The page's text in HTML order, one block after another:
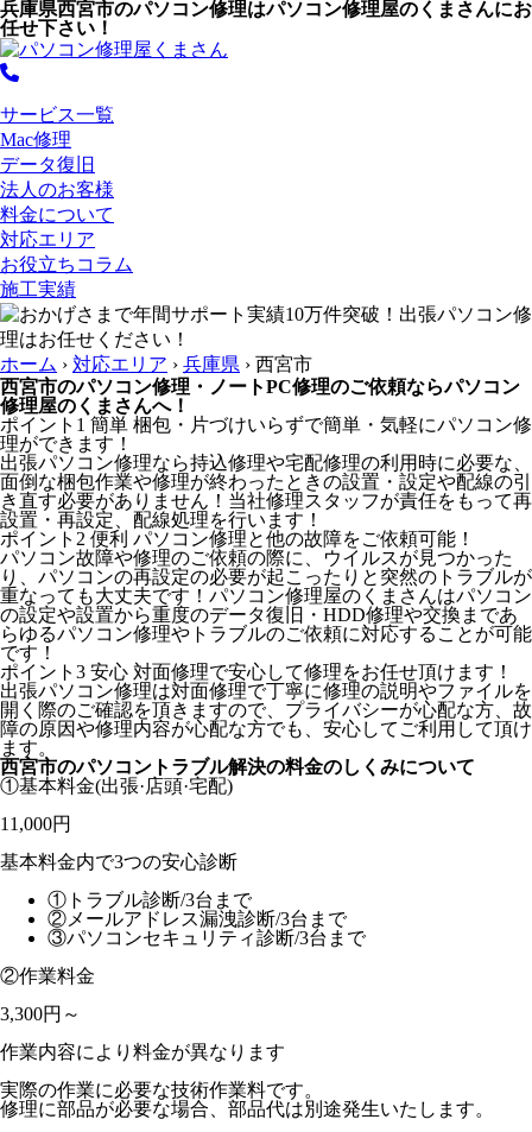
兵庫県西宮市のパソコン修理はパソコン修理屋のくまさんにお
任せ下さい！
サービス一覧
Mac修理
データ復旧
法人のお客様
料金について
対応エリア
お役立ちコラム
施工実績
ホーム › 対応エリア › 兵庫県 › 西宮市
西宮市のパソコン修理・ノートPC修理のご依頼ならパソコン
修理屋のくまさんへ！
ポイント1 簡単 梱包・片づけいらずで簡単・気軽にパソコン修
理ができます！
出張パソコン修理なら持込修理や宅配修理の利用時に必要な、
面倒な梱包作業や修理が終わったときの設置・設定や配線の引
き直す必要がありません！当社修理スタッフが責任をもって再
設置・再設定、配線処理を行います！
ポイント2 便利 パソコン修理と他の故障をご依頼可能！
パソコン故障や修理のご依頼の際に、ウイルスが見つかった
り、パソコンの再設定の必要が起こったりと突然のトラブルが
重なっても大丈夫です！パソコン修理屋のくまさんはパソコン
の設定や設置から重度のデータ復旧・HDD修理や交換まであ
らゆるパソコン修理やトラブルのご依頼に対応することが可能
です！
ポイント3 安心 対面修理で安心して修理をお任せ頂けます！
出張パソコン修理は対面修理で丁寧に修理の説明やファイルを
開く際のご確認を頂きますので、プライバシーが心配な方、故
障の原因や修理内容が心配な方でも、安心してご利用して頂け
ます。
西宮市のパソコントラブル解決の料金のしくみについて
①基本料金(出張·店頭·宅配)
11,000円
基本料金内で3つの安心診断
①トラブル診断/3台まで
②メールアドレス漏洩診断/3台まで
③パソコンセキュリティ診断/3台まで
②作業料金
3,300円～
作業内容により料金が異なります
実際の作業に必要な技術作業料です。
修理に部品が必要な場合、部品代は別途発生いたします。